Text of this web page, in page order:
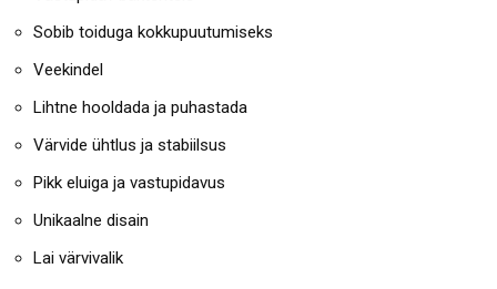
Sobib toiduga kokkupuutumiseks
Veekindel
Lihtne hooldada ja puhastada
Värvide ühtlus ja stabiilsus
Pikk eluiga ja vastupidavus
Unikaalne disain
Lai värvivalik